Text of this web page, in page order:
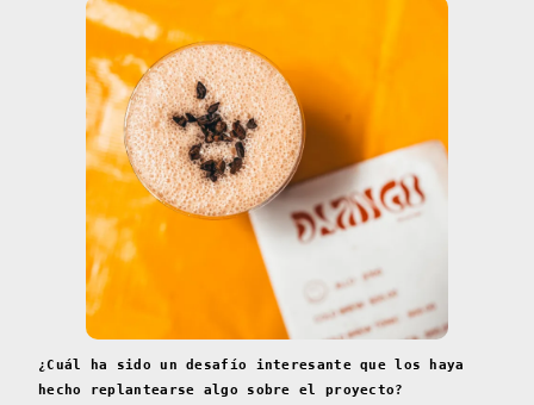
¿Cuál ha sido un desafío interesante que los haya
hecho replantearse algo sobre el proyecto?